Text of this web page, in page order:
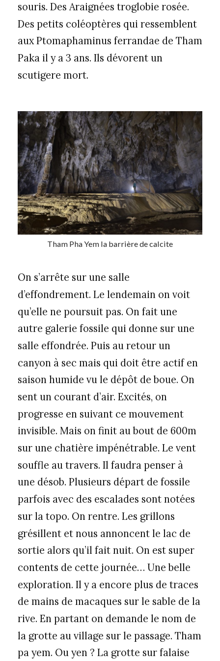
souris. Des Araignées troglobie rosée.
Des petits coléoptères qui ressemblent
aux Ptomaphaminus ferrandae de Tham
Paka il y a 3 ans. Ils dévorent un
scutigere mort.
Tham Pha Yem la barrière de calcite
On s’arrête sur une salle
d’effondrement. Le lendemain on voit
qu’elle ne poursuit pas. On fait une
autre galerie fossile qui donne sur une
salle effondrée. Puis au retour un
canyon à sec mais qui doit être actif en
saison humide vu le dépôt de boue. On
sent un courant d’air. Excités, on
progresse en suivant ce mouvement
invisible. Mais on finit au bout de 600m
sur une chatière impénétrable. Le vent
souffle au travers. Il faudra penser à
une désob. Plusieurs départ de fossile
parfois avec des escalades sont notées
sur la topo. On rentre. Les grillons
grésillent et nous annoncent le lac de
sortie alors qu’il fait nuit. On est super
contents de cette journée… Une belle
exploration. Il y a encore plus de traces
de mains de macaques sur le sable de la
rive. En partant on demande le nom de
la grotte au village sur le passage. Tham
pa yem. Ou yen ? La grotte sur falaise